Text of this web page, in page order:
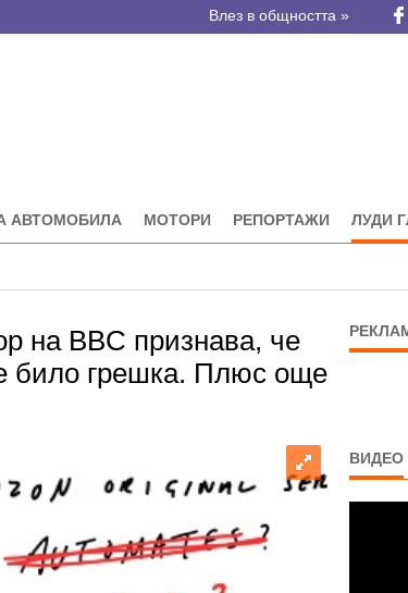
Влез в общността »
АВТОМОБИЛА МОТОРИ РЕПОРТАЖИ ЛУДИ
на BBC признава, че
било грешка. Плюс още
ВИДЕО